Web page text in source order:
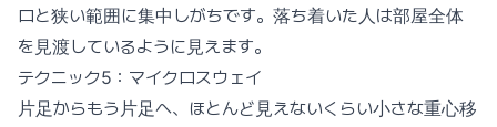
ロと狭い範囲に集中しがちです。落ち着いた人は部屋全体
を見渡しているように見えます。
テクニック5：マイクロスウェイ
片足からもう片足へ、ほとんど見えないくらい小さな重心移